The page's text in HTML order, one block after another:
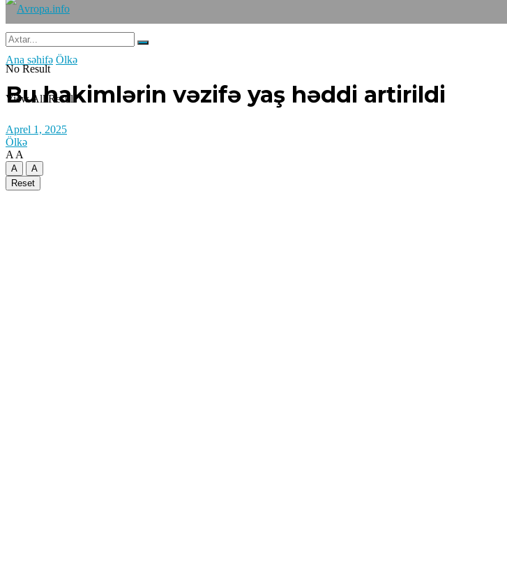
No Result
View All Result
Ana səhifə Ölkə
Bu hakimlərin vəzifə yaş həddi artirildi
Aprel 1, 2025
Ölkə
A A
A
A
Reset